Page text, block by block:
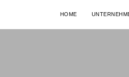
HOME